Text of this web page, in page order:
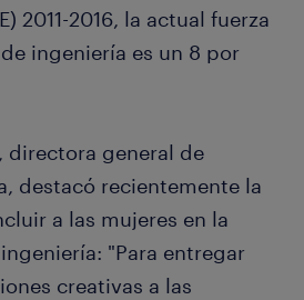
2011-2016, la actual fuerza
ingeniería es un 8 por
directora general de
destacó recientemente la
a las mujeres en la
"Para entregar
creativas a las